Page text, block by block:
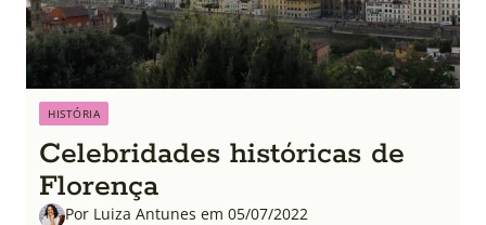
HISTÓRIA
Celebridades históricas de
Florença
Por Luiza Antunes em 05/07/2022